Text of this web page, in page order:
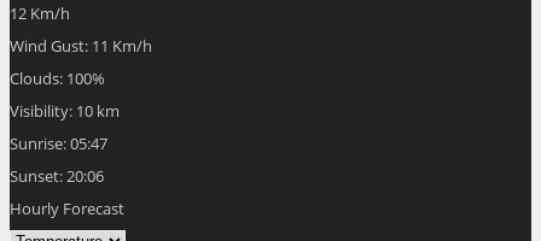
12 Km/h
Wind Gust: 11 Km/h
Clouds: 100%
Visibility: 10 km
Sunrise:05:47
Sunset:20:06
Hourly Forecast